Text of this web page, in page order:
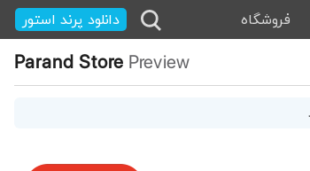
فروشگاه دانلود پرند استور
Parand Store Preview